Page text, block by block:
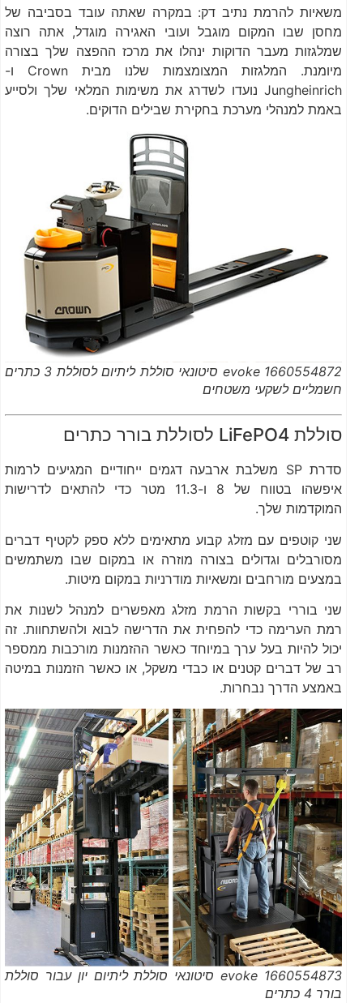
משאיות להרמת נתיב דק: במקרה שאתה עובד בסביבה של
מחסן שבו המקום מוגבל ועובי האגירה מוגדל, אתה רוצה
שמלגזות מעבר הדוקות ינהלו את מרכז ההפצה שלך בצורה
מיומנת. המלגזות המצומצמות שלנו מבית Crown ו-
Jungheinrich נועדו לשדרג את משימות המלאי שלך ולסייע
באמת למנהלי מערכת בחקירת שבילים הדוקים.
1660554872 evoke סיטונאי סוללת ליתיום לסוללת 3 כתרים
חשמליים לשקעי משטחים
סוללת LiFePO4 לסוללת בורר כתרים
סדרת SP משלבת ארבעה דגמים ייחודיים המגיעים לרמות
איפשהו בטווח של 8 ו-11.3 מטר כדי להתאים לדרישות
המוקדמות שלך.
שני קוטפים עם מזלג קבוע מתאימים ללא ספק לקטיף דברים
מסורבלים וגדולים בצורה מוזרה או במקום שבו משתמשים
במצעים מורחבים ומשאיות מודרניות במקום מיטות.
שני בוררי בקשות הרמת מזלג מאפשרים למנהל לשנות את
רמת הערימה כדי להפחית את הדרישה לבוא ולהשתחוות. זה
יכול להיות בעל ערך במיוחד כאשר ההזמנות מורכבות ממספר
רב של דברים קטנים או כבדי משקל, או כאשר הזמנות במיטה
באמצע הדרך נבחרות.
1660554873 evoke סיטונאי סוללת ליתיום יון עבור סוללת
בורר 4 כתרים